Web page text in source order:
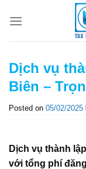
Dịch vụ
Biên –
Posted on 05/02/2025
Dịch vụ thành
với tổng phí